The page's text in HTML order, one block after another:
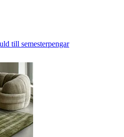
till semesterpengar